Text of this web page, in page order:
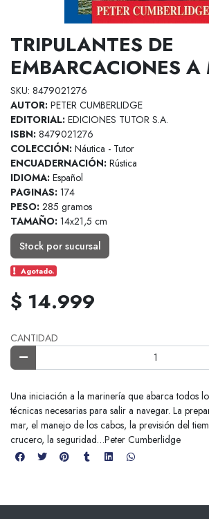
TRIPULANTES DE
EMBARCACIONES A
SKU: 8479021276
AUTOR: PETER CUMBERLIDGE
EDITORIAL: EDICIONES TUTOR S.A.
ISBN: 8479021276
COLECCIÓN: Náutica - Tutor
ENCUADERNACIÓN: Rústica
IDIOMA: Español
PAGINAS: 174
PESO: 285 gramos
TAMAÑO: 14x21,5 cm
Stock por sucursal
Agotado.
$ 14.999
CANTIDAD
Una iniciación a la marinería que abarca todos
técnicas necesarias para salir a navegar. La
mar, el manejo de los cabos, la previsión del
crucero, la seguridad…Peter Cumberlidge